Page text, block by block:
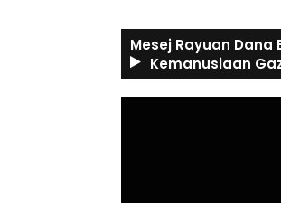
Mesej Rayuan Dana
Kemanusiaan